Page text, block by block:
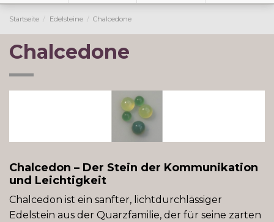
Startseite Edelsteine Chalcedone
Chalcedone
Chalcedon – Der Stein der Kommunikation
und Leichtigkeit
Chalcedon ist ein sanfter, lichtdurchlässiger
Edelstein aus der Quarzfamilie, der für seine zarten